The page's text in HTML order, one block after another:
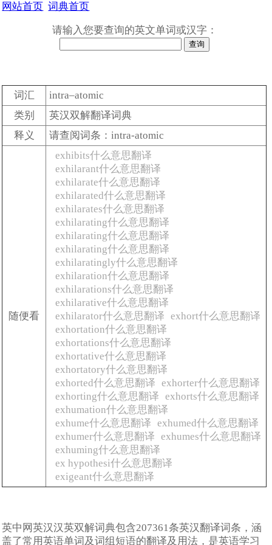
网站首页 词典首页
请输入您要查询的英文单词或汉字：
词汇
intra–atomic
类别
英汉双解翻译词典
释义
请查阅词条：intra-atomic
随便看
exhibits什么意思翻译
exhilarant什么意思翻译
exhilarate什么意思翻译
exhilarated什么意思翻译
exhilarates什么意思翻译
exhilarating什么意思翻译
exhilarating什么意思翻译
exhilarating什么意思翻译
exhilaratingly什么意思翻译
exhilaration什么意思翻译
exhilarations什么意思翻译
exhilarative什么意思翻译
exhilarator什么意思翻译 exhort什么意思翻译
exhortation什么意思翻译
exhortations什么意思翻译
exhortative什么意思翻译
exhortatory什么意思翻译
exhorted什么意思翻译 exhorter什么意思翻译
exhorting什么意思翻译 exhorts什么意思翻译
exhumation什么意思翻译
exhume什么意思翻译 exhumed什么意思翻译
exhumer什么意思翻译 exhumes什么意思翻译
exhuming什么意思翻译
ex hypothesi什么意思翻译
exigeant什么意思翻译
英中网英汉汉英双解词典包含207361条英汉翻译词条，涵
盖了常用英语单词及词组短语的翻译及用法，是英语学习